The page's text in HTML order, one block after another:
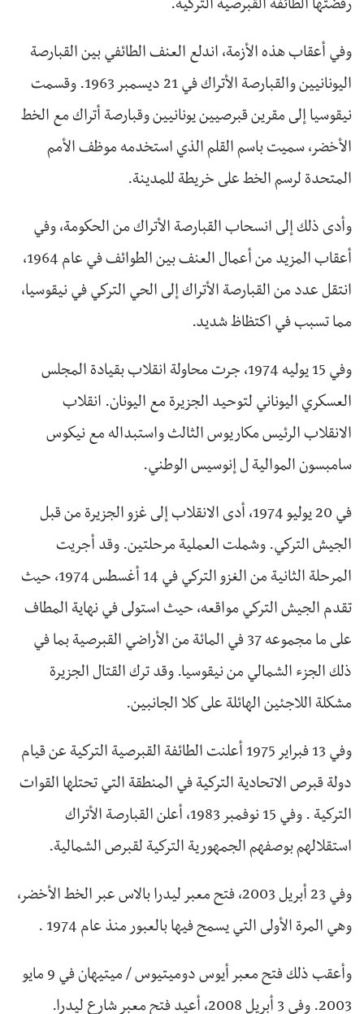
رفضتها الطائفة القبرصية التركية.
وفي أعقاب هذه الأزمة، اندلع العنف الطائفي بين القبارصة
اليونانيين والقبارصة الأتراك في 21 ديسمبر 1963. وقسمت
نيقوسيا إلى مقرين قبرصيين يونانيين وقبارصة أتراك مع الخط
الأخضر، سميت باسم القلم الذي استخدمه موظف الأمم
المتحدة لرسم الخط على خريطة للمدينة.
وأدى ذلك إلى انسحاب القبارصة الأتراك من الحكومة، وفي
أعقاب المزيد من أعمال العنف بين الطوائف في عام 1964،
انتقل عدد من القبارصة الأتراك إلى الحي التركي في نيقوسيا،
مما تسبب في اكتظاظ شديد.
وفي 15 يوليه 1974، جرت محاولة انقلاب بقيادة المجلس
العسكري اليوناني لتوحيد الجزيرة مع اليونان. انقلاب
الانقلاب الرئيس مكاريوس الثالث واستبداله مع نيكوس
سامبسون الموالية ل إنوسيس الوطني.
في 20 يوليو 1974، أدى الانقلاب إلى غزو الجزيرة من قبل
الجيش التركي. وشملت العملية مرحلتين. وقد أجريت
المرحلة الثانية من الغزو التركي في 14 أغسطس 1974، حيث
تقدم الجيش التركي مواقعه، حيث استولى في نهاية المطاف
على ما مجموعه 37 في المائة من الأراضي القبرصية بما في
ذلك الجزء الشمالي من نيقوسيا. وقد ترك القتال الجزيرة
مشكلة اللاجئين الهائلة على كلا الجانبين.
وفي 13 فبراير 1975 أعلنت الطائفة القبرصية التركية عن قيام
دولة قبرص الاتحادية التركية في المنطقة التي تحتلها القوات
التركية . وفي 15 نوفمبر 1983، أعلن القبارصة الأتراك
استقلالهم بوصفهم الجمهورية التركية لقبرص الشمالية.
وفي 23 أبريل 2003، فتح معبر ليدرا بالاس عبر الخط الأخضر،
وهي المرة الأولى التي يسمح فيها بالعبور منذ عام 1974 .
وأعقب ذلك فتح معبر أيوس دوميتيوس / ميتيهان في 9 مايو
2003. وفي 3 أبريل 2008، أعيد فتح معبر شارع ليدرا.